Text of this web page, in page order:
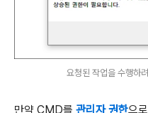
요청된 작업을 수행하
만약 CMD를 관리자 권한으